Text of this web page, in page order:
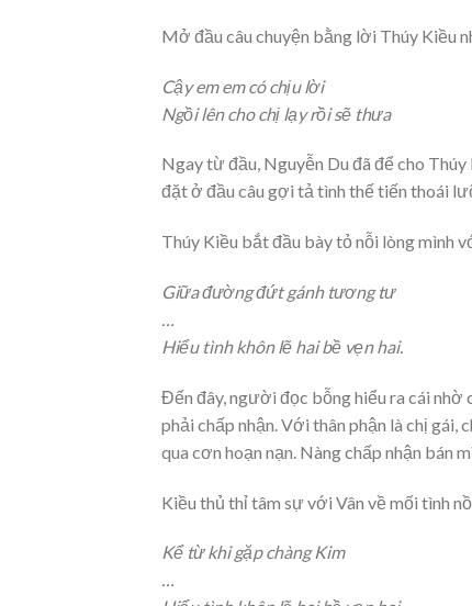
Mở đầu câu chuyện bằng lời Thúy Kiều
Cậy em em có chịu lời
Ngồi lên cho chị lạy rồi sẽ thưa
Ngay từ đầu, Nguyễn Du đã để cho
đặt ở đầu câu gợi tả tình thế tiến thoái
Thúy Kiều bắt đầu bày tỏ nỗi lòng mình
Giữa đường đứt gánh tương tư
…
Hiểu tình khôn lẽ hai bề vẹn hai.
Đến đây, người đọc bỗng hiểu ra cái nhờ
phải chấp nhận. Với thân phận là chị gái,
qua cơn hoạn nạn. Nàng chấp nhận bán
Kiều thủ thỉ tâm sự với Vân về mối tình
Kể từ khi gặp chàng Kim
…